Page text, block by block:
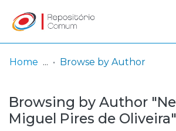
& Collections
Browse repository
Log
In
(current)
Home Browse by Author
Browsing by Author
Miguel Pires de Oliveira"